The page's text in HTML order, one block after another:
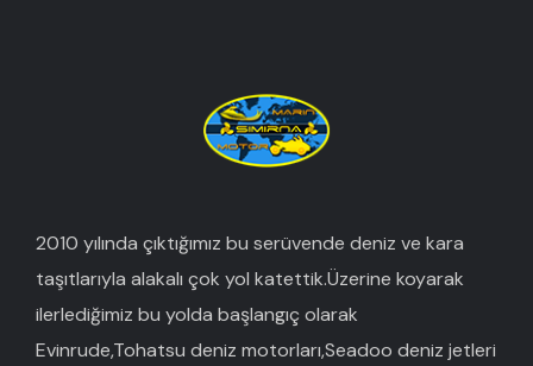
2010 yılında çıktığımız bu serüvende deniz ve kara
taşıtlarıyla alakalı çok yol katettik.Üzerine koyarak
ilerlediğimiz bu yolda başlangıç olarak
Evinrude,Tohatsu deniz motorları,Seadoo deniz jetleri